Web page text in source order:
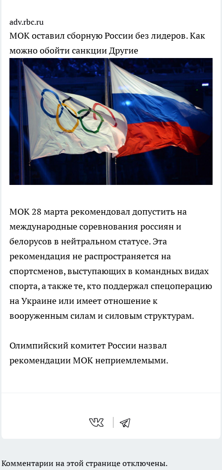
adv.rbc.ru
МОК оставил сборную России без лидеров. Как
можно обойти санкцииДругие
МОК 28 марта рекомендовал допустить на
международные соревнования россиян и
белорусов в нейтральном статусе. Эта
рекомендация не распространяется на
спортсменов, выступающих в командных видах
спорта, а также те, кто поддержал спецоперацию
на Украине или имеет отношение к
вооруженным силам и силовым структурам.
Олимпийский комитет России назвал
рекомендации МОК неприемлемыми.
Комментарии на этой странице отключены.